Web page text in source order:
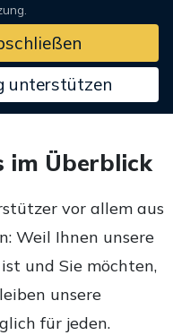
unterstützen
im Überblick
vor allem aus
Weil Ihnen unsere
und Sie möchten,
unsere
für jeden.